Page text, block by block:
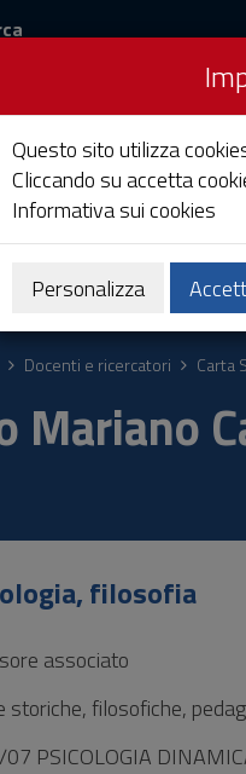
Studi di
Ricerca
Docenti e ricercatori Carta
Mariano
filosofia
associato
storiche, filosofiche,
PSICOLOGIA
Questo sito utilizza
Cliccando su accetta
Informativa sui cookies
Personalizza